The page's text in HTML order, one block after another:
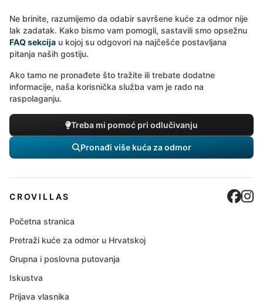
Ne brinite, razumijemo da odabir savršene kuće za odmor nije
lak zadatak. Kako bismo vam pomogli, sastavili smo opsežnu
FAQ sekcija u kojoj su odgovori na najčešće postavljana
pitanja naših gostiju.
Ako tamo ne pronađete što tražite ili trebate dodatne
informacije, naša korisnička služba vam je rado na
raspolaganju.
Treba mi pomoć pri odlučivanju
Pronađi više kuća za odmor
CROVILLAS
Početna stranica
Pretraži kuće za odmor u Hrvatskoj
Grupna i poslovna putovanja
Iskustva
Prijava vlasnika